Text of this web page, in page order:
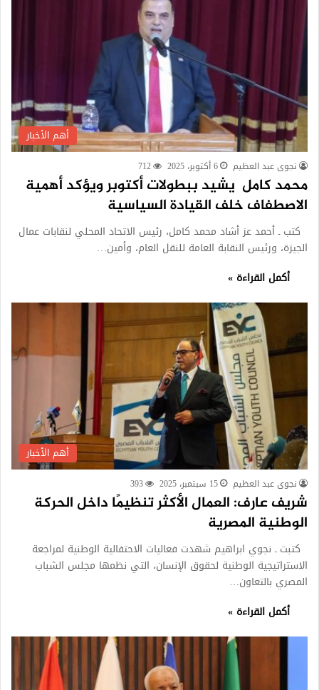
أهم الأخبار
نجوى عبد العظيم 6 أكتوبر، 2025 712
محمد كامل يشيد ببطولات أكتوبر ويؤكد أهمية
الاصطفاف خلف القيادة السياسية
كتب ـ أحمد عز أشاد محمد كامل، رئيس الاتحاد المحلي لنقابات عمال
الجيزة، ورئيس النقابة العامة للنقل العام، وأمين…
أكمل القراءة »
أهم الأخبار
نجوى عبد العظيم 15 سبتمبر، 2025 393
شريف عارف: العمال الأكثر تنظيمًا داخل الحركة
الوطنية المصرية
كتبت ـ نجوي ابراهيم شهدت فعاليات الاحتفالية الوطنية لمراجعة
الاستراتيجية الوطنية لحقوق الإنسان، التي نظمها مجلس الشباب
المصري بالتعاون…
أكمل القراءة »